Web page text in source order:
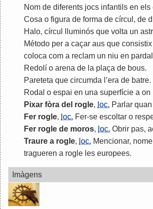
Nom de diferents jocs infantils en els
Cosa o figura de forma de círcul , de
Halo, círcul lluminós que volta un
Método per a caçar aus que consistix
coloca com a reclam un niu en
Redolí o arena de la plaça de bous.
Pareteta que circumda ’era de batre.
Rodal o espai en una superfície a on
Pixar fòra del rogle, loc. Parlar quan
Fer rogle, loc. Fer-se escoltar o
Fer rogle de moros, loc. Obrir pas,
Traure a rogle, loc. Mencionar,
tragueren a rogle les europees.
Imàgens